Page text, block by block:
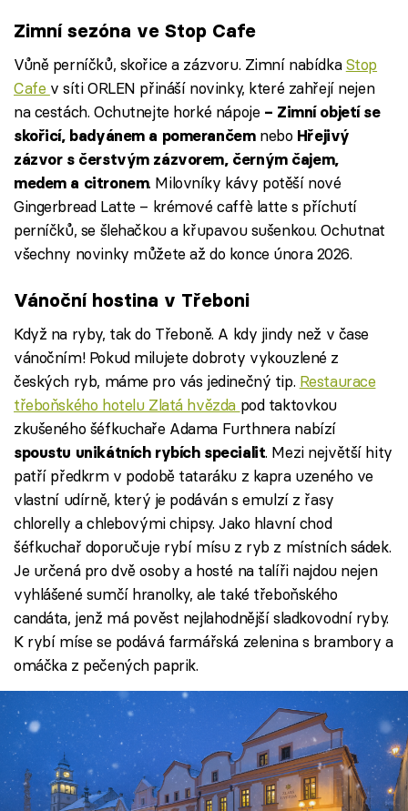
Zimní sezóna ve Stop Cafe
Vůně perníčků, skořice a zázvoru. Zimní nabídkaStop
Cafe v síti ORLEN přináší novinky, které zahřejí nejen
na cestách. Ochutnejte horké nápoje – Zimní objetí se
skořicí, badyánem a pomerančem nebo Hřejivý
zázvor s čerstvým zázvorem, černým čajem,
medem a citronem. Milovníky kávy potěší nové
Gingerbread Latte – krémové caffè latte s příchutí
perníčků, se šlehačkou a křupavou sušenkou. Ochutnat
všechny novinky můžete až do konce února 2026.
Vánoční hostina v Třeboni
Když na ryby, tak do Třeboně. A kdy jindy než v čase
vánočním! Pokud milujete dobroty vykouzlené z
českých ryb, máme pro vás jedinečný tip. Restaurace
třeboňského hotelu Zlatá hvězda pod taktovkou
zkušeného šéfkuchaře Adama Furthnera nabízí
spoustu unikátních rybích specialit. Mezi největší hity
patří předkrm v podobě tataráku z kapra uzeného ve
vlastní udírně, který je podáván s emulzí z řasy
chlorelly a chlebovými chipsy. Jako hlavní chod
šéfkuchař doporučuje rybí mísu z ryb z místních sádek.
Je určená pro dvě osoby a hosté na talíři najdou nejen
vyhlášené sumčí hranolky, ale také třeboňského
candáta, jenž má pověst nejlahodnější sladkovodní ryby.
K rybí míse se podává farmářská zelenina s brambory a
omáčka z pečených paprik.